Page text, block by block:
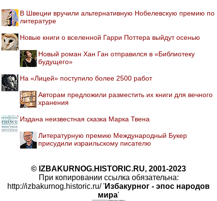
В Швеции вручили альтернативную Нобелевскую премию по
литературе
Новые книги о вселенной Гарри Поттера выйдут осенью
Новый роман Хан Ган отправился в «Библиотеку
будущего»
На «Лицей» поступило более 2500 работ
Авторам предложили разместить их книги для вечного
хранения
Издана неизвестная сказка Марка Твена
Литературную премию Международный Букер
присудили израильскому писателю
© IZBAKURNOG.HISTORIC.RU, 2001-2023
При копировании ссылка обязательна:
http://izbakurnog.historic.ru/ 'Избакурног - эпос народов
мира'